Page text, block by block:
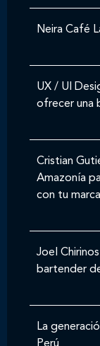
Neira Café
UX / UI
ofrecer una
Cristian
Amazonía
con tu
Joel
bartender
La